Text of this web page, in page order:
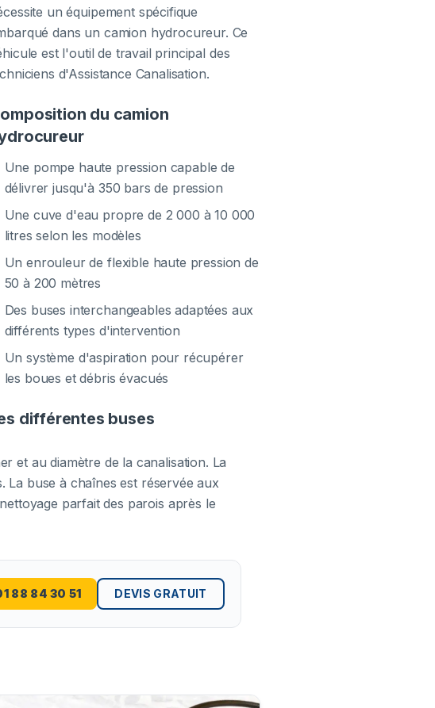
un équipement spécifique
dans un camion hydrocureur. Ce
est l'outil de travail principal des
d'Assistance Canalisation.
du camion
Une pompe haute pression capable de
délivrer jusqu'à 350 bars de pression
Une cuve d'eau propre de 2 000 à 10 000
litres selon les modèles
Un enrouleur de flexible haute pression de
50 à 200 mètres
Des buses interchangeables adaptées aux
différents types d'intervention
Un système d'aspiration pour récupérer
les boues et débris évacués
différentes buses
et au diamètre de la canalisation. La
La buse à chaînes est réservée aux
parfait des parois après le
88 84 30 51 DEVIS GRATUIT